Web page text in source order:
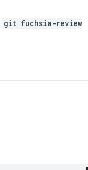
git fuchsia-review